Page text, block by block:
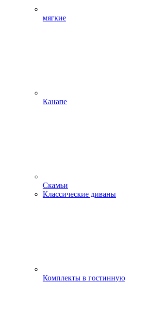
мягкие
Канапе
Скамьи
Классические диваны
Комплекты в гостинную